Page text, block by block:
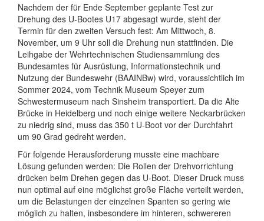
Nachdem der für Ende September geplante Test zur
Drehung des U-Bootes U17 abgesagt wurde, steht der
Termin für den zweiten Versuch fest: Am Mittwoch, 8.
November, um 9 Uhr soll die Drehung nun stattfinden. Die
Leihgabe der Wehrtechnischen Studiensammlung des
Bundesamtes für Ausrüstung, Informationstechnik und
Nutzung der Bundeswehr (BAAINBw) wird, voraussichtlich im
Sommer 2024, vom Technik Museum Speyer zum
Schwestermuseum nach Sinsheim transportiert. Da die Alte
Brücke in Heidelberg und noch einige weitere Neckarbrücken
zu niedrig sind, muss das 350 t U-Boot vor der Durchfahrt
um 90 Grad gedreht werden.
Für folgende Herausforderung musste eine machbare
Lösung gefunden werden: Die Rollen der Drehvorrichtung
drücken beim Drehen gegen das U-Boot. Dieser Druck muss
nun optimal auf eine möglichst große Fläche verteilt werden,
um die Belastungen der einzelnen Spanten so gering wie
möglich zu halten, insbesondere im hinteren, schwereren